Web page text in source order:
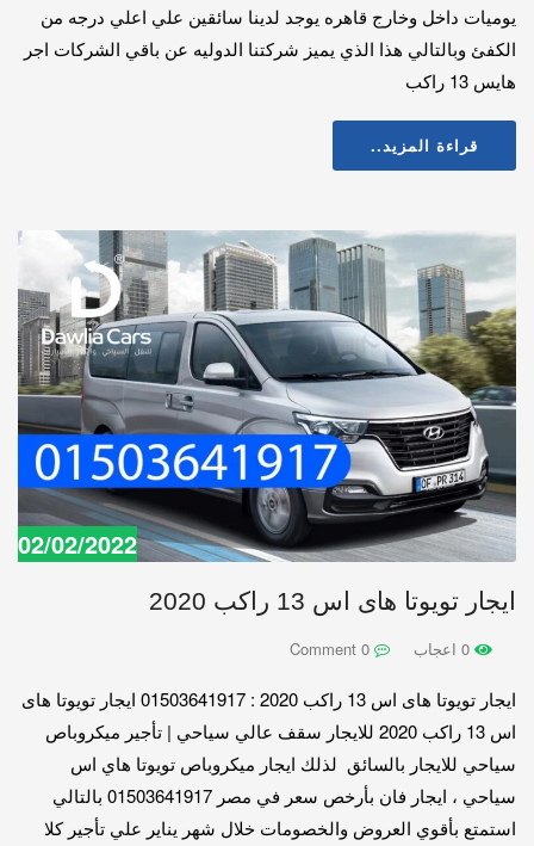
يوميات داخل وخارج قاهره يوجد لدينا سائقين علي اعلي درجه من
الكفئ وبالتالي هذا الذي يميز شركتنا الدوليه عن باقي الشركات اجر
هايس 13 راكب
قراءة المزيد..
02/02/2022
ايجار تويوتا هاى اس 13 راكب 2020
ايجار تويوتا هاى اس 13 راكب 2020 : 01503641917 ايجار تويوتا هاى
اس 13 راكب 2020 للايجار سقف عالي سياحي | تأجير ميكروباص
سياحي للايجار بالسائق لذلك ايجار ميكروباص تويوتا هاي اس
سياحي ، ايجار فان بأرخص سعر في مصر 01503641917 بالتالي
استمتع بأقوي العروض والخصومات خلال شهر يناير علي تأجير كلا